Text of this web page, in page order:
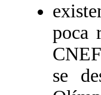
poca
se